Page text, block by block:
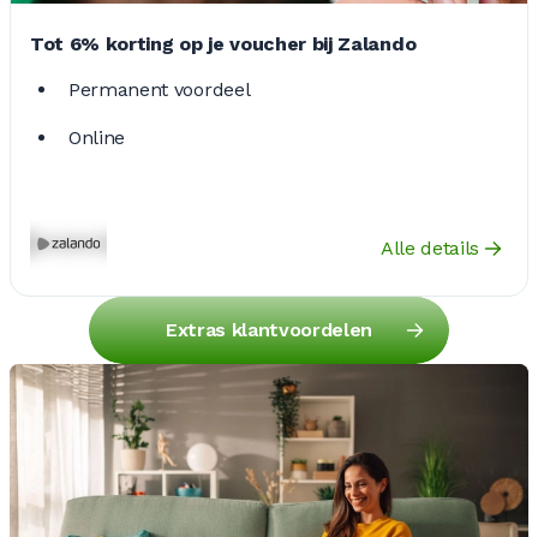
Tot 6% korting op je voucher bij Zalando
Permanent voordeel
Online
Alle details
Extras klantvoordelen